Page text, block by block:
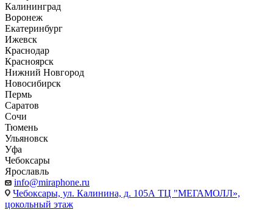
Калининград
Воронеж
Екатеринбург
Ижевск
Краснодар
Красноярск
Нижний Новгород
Новосибирск
Пермь
Саратов
Сочи
Тюмень
Ульяновск
Уфа
Чебоксары
Ярославль
info@miraphone.ru
Чебоксары, ул. Калинина, д. 105А ТЦ "МЕГАМОЛЛ»,
цокольный этаж